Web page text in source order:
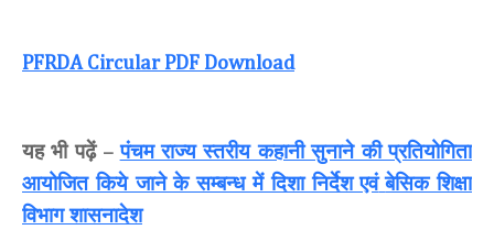
PFRDA Circular PDF Download
यह भी पढ़ें –पंचम राज्य स्तरीय कहानी सुनाने की प्रतियोगिता
आयोजित किये जाने के सम्बन्ध में दिशा निर्देश एवं बेसिक शिक्षा
विभाग शासनादेश